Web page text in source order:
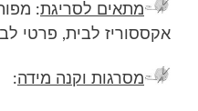
מתאים לסריגת:
אקססוריז לבית, פרטי
מסרגות וקנה מידה: